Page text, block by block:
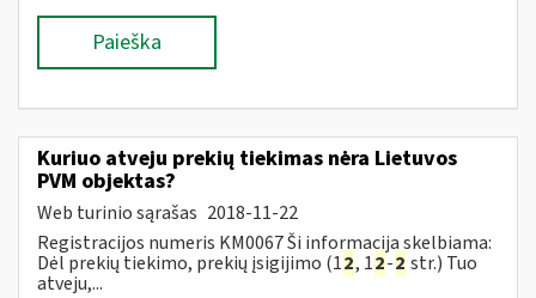
Paieška
Kuriuo atveju prekių tiekimas nėra Lietuvos
PVM objektas?
Web turinio sąrašas 2018-11-22
Registracijos numeris KM0067 Ši informacija skelbiama:
Dėl prekių tiekimo, prekių įsigijimo (12, 12-2 str.) Tuo
atveju,...